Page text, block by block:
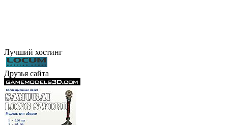
Лучший хостинг
Друзья сайта